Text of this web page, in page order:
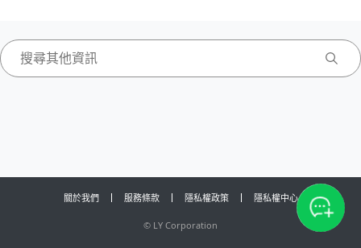
關於我們 服務條款 隱私權政策 隱私權中心
© LY Corporation